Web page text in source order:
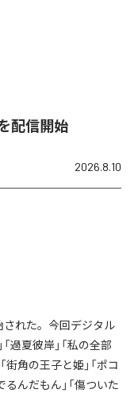
配信開始
2026.8.10
された。今回デジタル
過夏彼岸」「私の全部
街角の王子と姫」「ポコ
るんだもん」「傷ついた